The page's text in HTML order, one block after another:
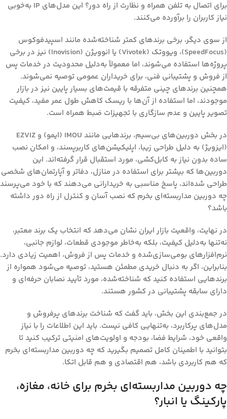
برای اتصال به تلفن همراه و نظارت از راه دور؟
این مدل‌های IP به‌خوبی
نیاز کاربران را برآورده می‌کنند.
از سوی دیگر، برخی برندهای کمتر شناخته‌شده مانند اسپید‌فوکوس
(SpeedFocus)
، ویووتک (Vivotek) یا انوویژن (Inovision)
نیز در برخی
پروژه‌ها استفاده می‌شوند، اما معمولاً به‌دلیل محدودیت در خدمات پس
از فروش و پشتیبانی فنی، برای خریداران عمومی توصیه نمی‌شوند.
همچنین برندهای چینی متفرقه با قیمت‌های بسیار پایین نیز در بازار
موجودند، اما استفاده از آن‌ها با ریسک کاهش طول عمر مفید، کیفیت
تصویر پایین و عدم سازگاری با تجهیزات ضبط همراه است.
در بخش دوربین‌های بی‌سیم، برندهایی مانند IMOU (ایمو) و EZVIZ
(ایزویژ) به دلیل طراحی زیبا، اپلیکیشن‌های کاربرپسند، و امکان نصب
ساده بدون نیاز به کابل‌کشی، مورد استقبال قرار گرفته‌اند. این
دوربین‌ها که بیشتر برای استفاده در منازل، دفاتر و آپارتمان‌های شخصی
طراحی شده‌اند، پاسخ مناسبی به خریدارانی می‌دهند که با خود می‌پرسند
چه دوربین مداربسته‌ای بخرم که نصب آسان و کنترل از راه دور داشته
باشد؟
در نهایت، واقعیت بازار ایران نشان می‌دهد که انتخاب یک برند معتبر،
نه‌تنها به‌دلیل کیفیت، بلکه به‌خاطر موجودی قطعات، لوازم جانبی،
نرم‌افزارهای بومی‌سازی‌شده و خدمات پس از فروش، اهمیت زیادی دارد.
بنابراین، اگر به دنبال خریدی مطمئن هستید، توصیه می‌شود همواره از
برندهایی استفاده کنید که شناخته‌شده، مورد تأیید نصابان حرفه‌ای و
دارای سابقه پشتیبانی در کشور هستند.
در جمع‌بندی این بخش، باید گفت که شناخت برندهای پرفروش و
مدل‌های پرکاربرد، به‌تنهایی کافی نیست. باید این اطلاعات را با نیاز
واقعی خود، شرایط فضا، بودجه و اولویت‌های امنیتی ترکیب کنید تا
بتوانید با اطمینان کامل تصمیم بگیرید که چه دوربین مداربسته‌ای بخرم
که هم کاربردی باشد، هم اقتصادی و هم قابل اتکا.
چه دوربین مداربسته‌ای بخرم برای خانه، مغازه،
پارکینگ یا انبار؟